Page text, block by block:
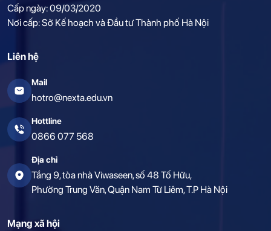
Cấp ngày: 09/03/2020
Nơi cấp: Sở Kế hoạch và Đầu tư Thành phố Hà Nội
Liên hệ
Mail
hotro@nexta.edu.vn
Hottline
0866 077 568
Địa chỉ
Tầng 9, tòa nhà Viwaseen, số 48 Tố Hữu,
Phường Trung Văn, Quận Nam Từ Liêm, T.P Hà Nội
Mạng xã hội